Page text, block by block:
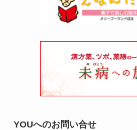
YOUへのお問い合せ